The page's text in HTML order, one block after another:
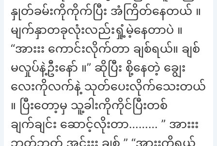
နှုတ်ခမ်းကိုကိုက်ပြီး အံကြိတ်နေတယ် ။
မျက်နှာတခုလုံးလည်းရှုံ့မဲ့နေတာပဲ ။
“အားးး ကောင်းလိုက်တာ ချစ်ရယ်။ ချစ်
မလှုပ်နဲ့ဦးနော် ။” ဆိုပြီး စို့နေတဲ့ ချွေး
လေးကိုလက်နဲ့ သုတ်ပေးလိုက်သေးတယ်
။ ပြီးတော့မှ သူ့ခါးကိုကိုင်ပြီးတစ်
ချက်ချင်း ဆောင့်လိုးတာ……… ” အားးး
ဘွတ်ဘွတ် အင်းးး ချစ် ” “အားးကိုရယ်